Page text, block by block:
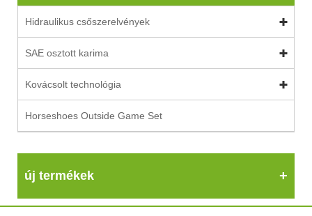
Hidraulikus csőszerelvények
SAE osztott karima
Kovácsolt technológia
Horseshoes Outside Game Set
új termékek